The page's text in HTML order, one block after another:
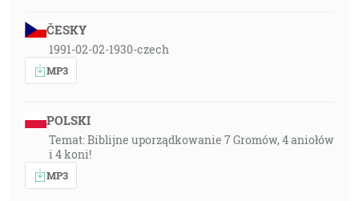
ČESKY
1991-02-02-1930-czech
MP3
POLSKI
Temat: Biblijne uporządkowanie 7 Gromów, 4 aniołów
i 4 koni!
MP3